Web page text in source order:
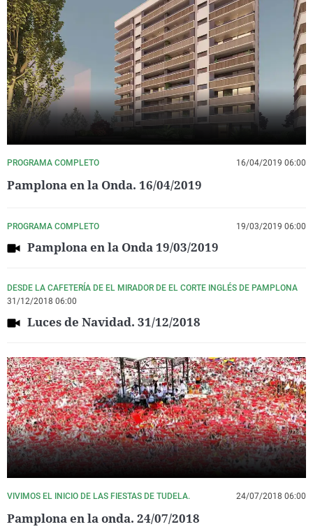
PROGRAMA COMPLETO 16/04/2019 06:00
Pamplona en la Onda. 16/04/2019
PROGRAMA COMPLETO 19/03/2019 06:00
Pamplona en la Onda 19/03/2019
DESDE LA CAFETERÍA DE EL MIRADOR DE EL CORTE INGLÉS DE PAMPLONA
31/12/2018 06:00
Luces de Navidad. 31/12/2018
VIVIMOS EL INICIO DE LAS FIESTAS DE TUDELA. 24/07/2018 06:00
Pamplona en la onda. 24/07/2018